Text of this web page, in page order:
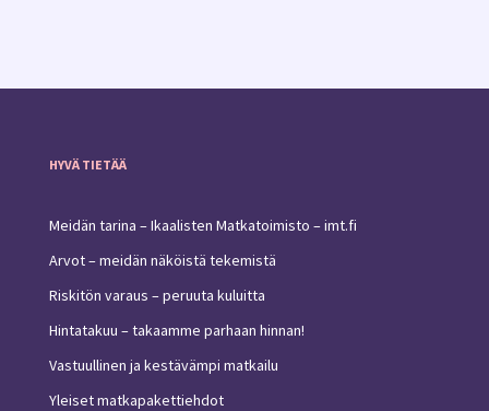
HYVÄ TIETÄÄ
Meidän tarina – Ikaalisten Matkatoimisto – imt.fi
Arvot – meidän näköistä tekemistä
Riskitön varaus – peruuta kuluitta
Hintatakuu – takaamme parhaan hinnan!
Vastuullinen ja kestävämpi matkailu
Yleiset matkapakettiehdot